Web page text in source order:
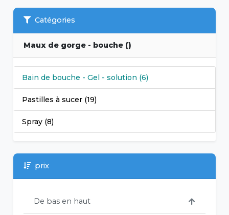
Catégories
Maux de gorge - bouche ()
Bain de bouche - Gel - solution (6)
Pastilles à sucer (19)
Spray (8)
prix
De bas en haut